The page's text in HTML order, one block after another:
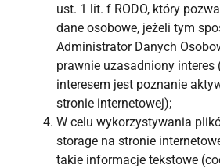
ust. 1 lit. f RODO, który
dane osobowe, jeżeli tym
Administrator Danych
prawnie uzasadniony interes
interesem jest poznanie
stronie internetowej);
W celu wykorzystywania
storage na stronie
takie informacje tekstowe